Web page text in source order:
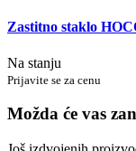
Zastitno staklo
Na stanju
Prijavite se za cenu
Možda će vas